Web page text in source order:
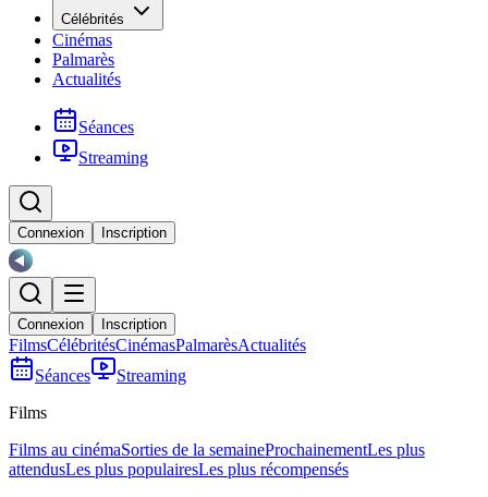
Célébrités
Cinémas
Palmarès
Actualités
Séances
Streaming
Connexion Inscription
Connexion Inscription
FilmsCélébritésCinémasPalmarèsActualités
Séances
Streaming
Films
Films au cinémaSorties de la semaineProchainementLes plus
attendusLes plus populairesLes plus récompensés